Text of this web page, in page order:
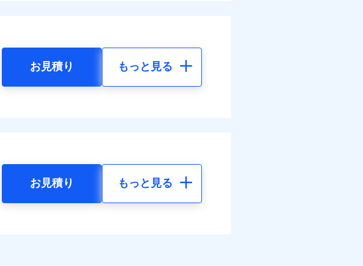
お見積り もっと見る
お見積り もっと見る